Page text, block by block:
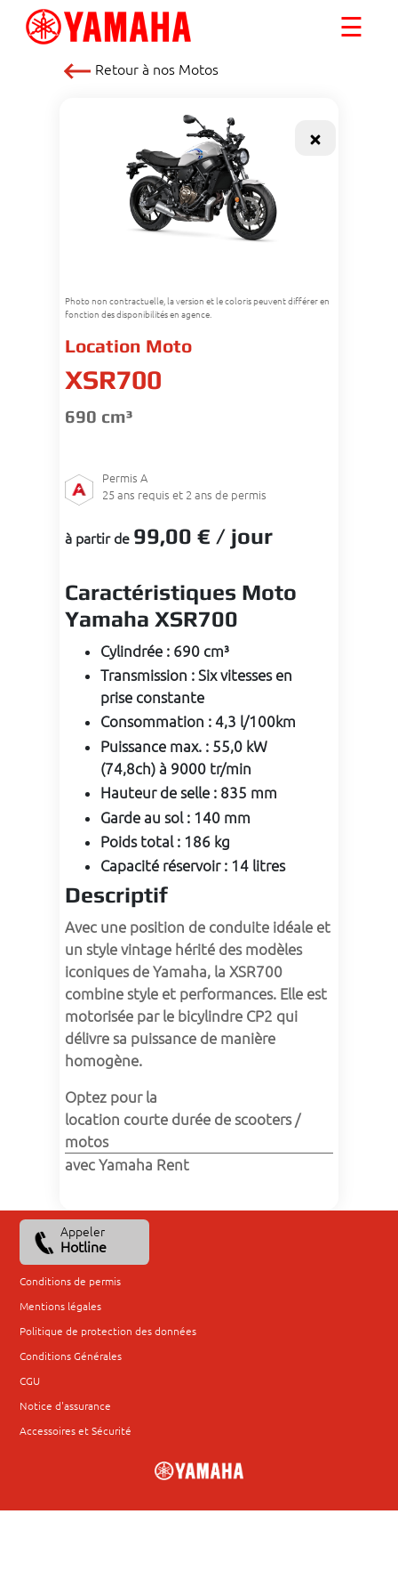
☰
Retour à nos Motos
Photo non contractuelle, la version et le coloris peuvent différer en
fonction des disponibilités en agence.
Location Moto
XSR700
690 cm³
Permis A
25ans requis et 2 ans de permis
à partir de 99,00 € / jour
Caractéristiques Moto
Yamaha XSR700
Cylindrée : 690 cm³
Transmission :Six vitesses en
prise constante
Consommation :4,3 l/100km
Puissance max. : 55,0 kW
(74,8ch) à 9000 tr/min
Hauteur de selle : 835 mm
Garde au sol : 140 mm
Poids total : 186 kg
Capacité réservoir : 14 litres
Descriptif
Avec une position de conduite idéale et
un style vintage hérité des modèles
iconiques de Yamaha, la XSR700
combine style et performances. Elle est
motorisée par le bicylindre CP2 qui
délivre sa puissance de manière
homogène.
Optez pour la
location courte durée de scooters /
motos
avec Yamaha Rent
Appeler
Hotline
Conditions de permis
Mentions légales
Politique de protection des données
Conditions Générales
CGU
Notice d'assurance
Accessoires et Sécurité